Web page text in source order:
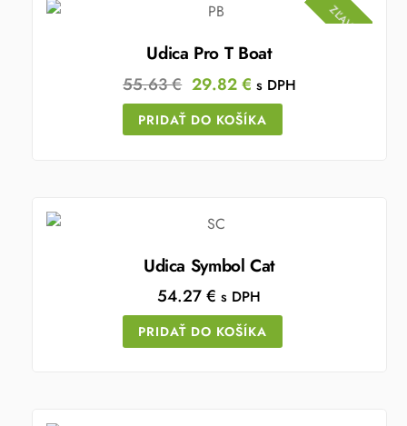
ZĽAVA!
Udica Pro T Boat
55.63€ Original
price
was:
29.82€Current
price
is:
s DPH
PRIDAŤ DO KOŠÍKA
Udica Symbol Cat
54.27€ s DPH
PRIDAŤ DO KOŠÍKA